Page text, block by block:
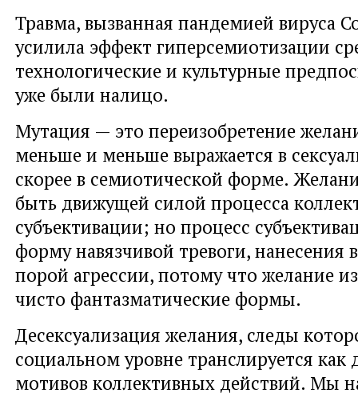
Травма, вызванная пандемией вируса
усилила эффект гиперсемиотизации
технологические и культурные
уже были налицо.
Мутация — это переизобретение
меньше и меньше выражается в
скорее в семиотической форме.
быть движущей силой процесса
субъективации; но процесс
форму навязчивой тревоги, нанесения
порой агрессии, потому что желание
чисто фантазматические формы.
Десексуализация желания, следы
социальном уровне транслируется как
мотивов коллективных действий. Мы